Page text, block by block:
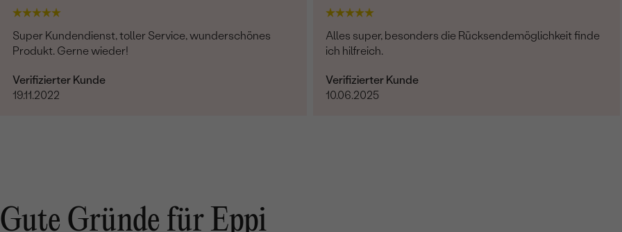
Super Kundendienst, toller Service, wunderschönes
Produkt. Gerne wieder!
Verifizierter Kunde
19.11.2022
Alles super, besonders die Rücksendemöglichkeit finde
ich hilfreich.
Verifizierter Kunde
10.06.2025
Gute Gründe für Eppi